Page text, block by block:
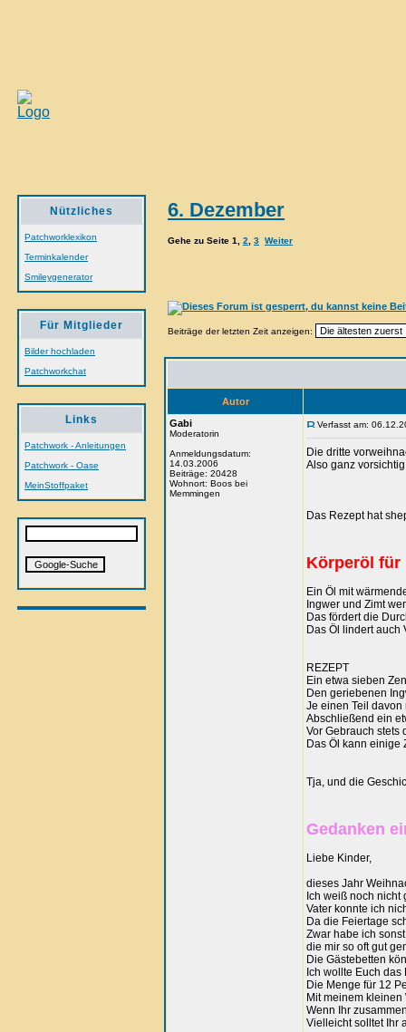
Nützliches
Patchworklexikon
Terminkalender
Smileygenerator
Für Mitglieder
Bilder hochladen
Patchworkchat
Links
Patchwork - Anleitungen
Patchwork - Oase
MeinStoffpaket
6. Dezember
Gehe zu Seite 1 2 3 Weiter
Beiträge der letzten Zeit anzeigen:
Autor
Gabi
Moderatorin
Anmeldungsdatum:
14.03.2006
Beiträge: 20428
Wohnort: Boos bei
Memmingen
Verfasst am:
Die dritte
Also ganz
Das Rezept hat
Körperöl für
Ein Öl mit
Ingwer und Zimt
Das fördert die
Das Öl lindert auch
REZEPT
Ein etwa sieben
Den geriebenen
Je einen Teil
Abschließend ein
Vor Gebrauch stets
Das Öl kann einige
Tja, und die
Gedanken
Liebe Kinder,
dieses Jahr
Ich weiß noch
Vater konnte ich
Da die Feiertage
Zwar habe ich
die mir so oft gut
Die Gästebetten
Ich wollte Euch
Die Menge für 12
Mit meinem
Wenn Ihr
Vielleicht solltet Ihr